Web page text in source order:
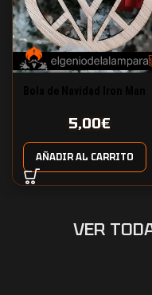
5,00€
AÑADIR AL CARRITO
VER